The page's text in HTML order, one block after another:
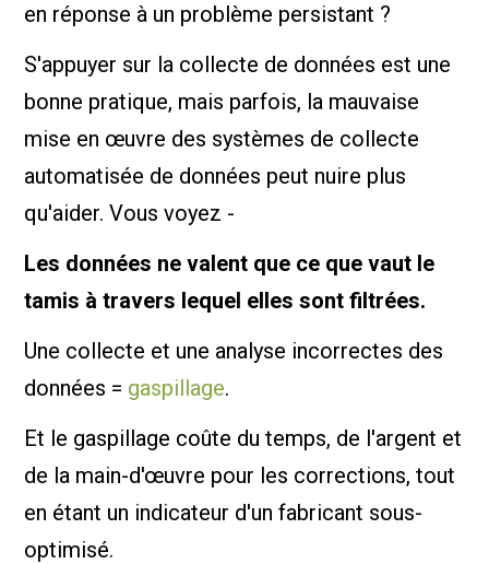
en réponse à un problème persistant ?
S'appuyer sur la collecte de données est une
bonne pratique, mais parfois, la mauvaise
mise en œuvre des systèmes de collecte
automatisée de données peut nuire plus
qu'aider. Vous voyez -
Les données ne valent que ce que vaut le
tamis à travers lequel elles sont filtrées.
Une collecte et une analyse incorrectes des
données = gaspillage.
Et le gaspillage coûte du temps, de l'argent et
de la main-d'œuvre pour les corrections, tout
en étant un indicateur d'un fabricant sous-
optimisé.